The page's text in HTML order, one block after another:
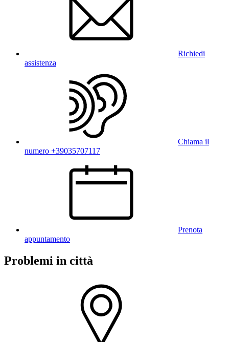
Richiedi
assistenza
Chiama il
numero +39035707117
Prenota
appuntamento
Problemi in città